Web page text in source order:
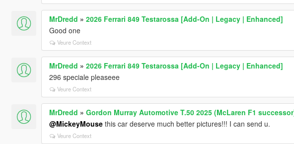
MrDredd » 2026 Ferrari 849 Testarossa [Add-On | Legacy | Enhanced]
Good one
Veure Context
MrDredd » 2026 Ferrari 849 Testarossa [Add-On | Legacy | Enhanced]
296 speciale pleaseee
Veure Context
MrDredd » Gordon Murray Automotive T.50 2025 (McLaren F1
@MickeyMousethis car deserve much better pictures!!! I can send u.
Veure Context